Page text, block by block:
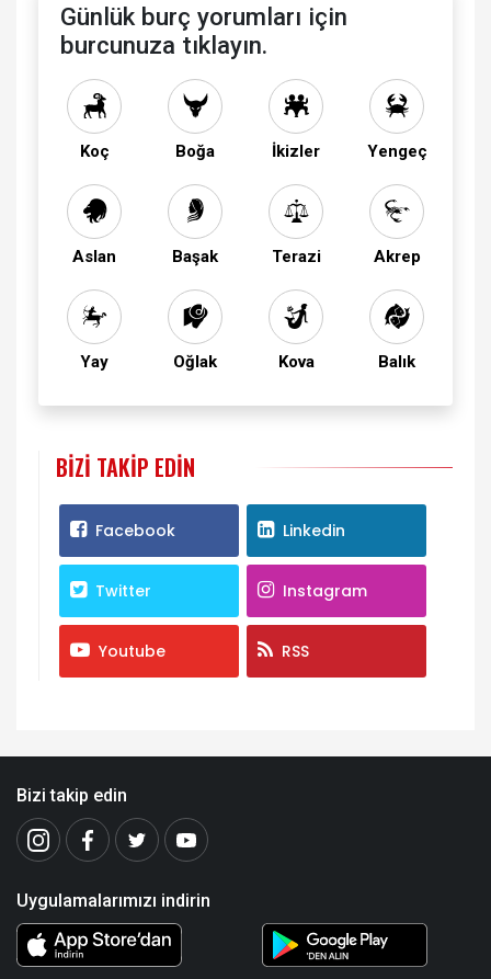
Günlük burç yorumları için
burcunuza tıklayın.
Koç Boğa İkizler Yengeç
Aslan Başak Terazi Akrep
Yay Oğlak Kova Balık
BIZI TAKIP EDIN
Facebook Linkedin
Twitter Instagram
Youtube RSS
Bizi takip edin
Uygulamalarımızı indirin